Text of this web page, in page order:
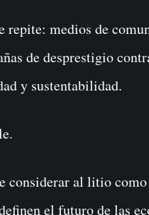
repite: medios de
de desprestigio
y sustentabilidad.
considerar al litio
el futuro de las